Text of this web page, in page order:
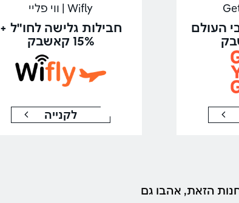
העולם
Wifly | ווי פליי
חבילות גלישה לחו"ל +
15% קאשבק
לקנייה
הזאת, אהבו גם